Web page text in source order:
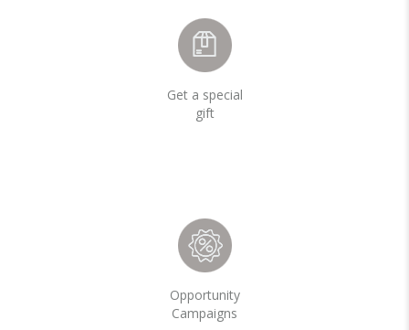
Get a special
gift
Opportunity
Campaigns